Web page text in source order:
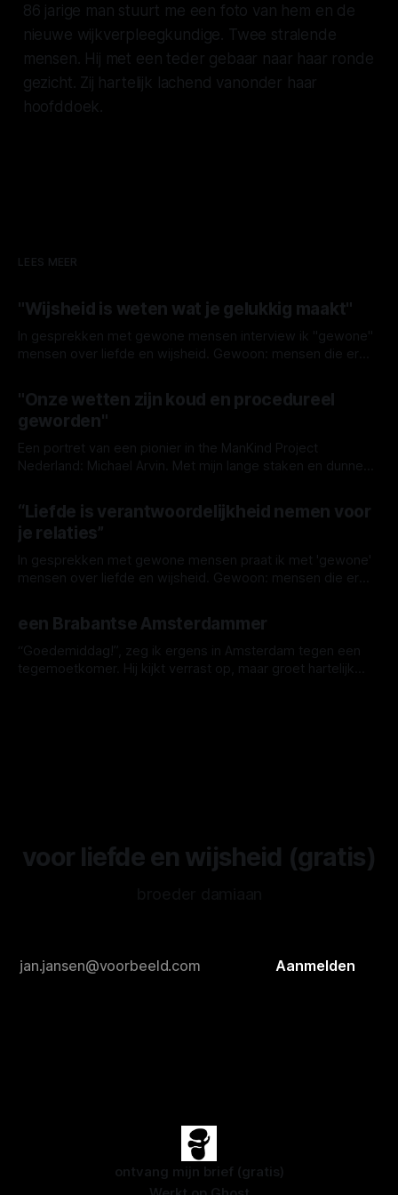
86 jarige man stuurt me een foto van hem en de
nieuwe wijkverpleegkundige. Twee stralende
mensen. Hij met een teder gebaar naar haar ronde
gezicht. Zij hartelijk lachend vanonder haar
hoofddoek.
LEES MEER
"Wijsheid is weten wat je gelukkig maakt"
In gesprekken met gewone mensen interview ik "gewone"
mensen over liefde en wijsheid. Gewoon: mensen die er
genoeg is. Die geen reclame hoeven maken. Dit keer Wim
en Marianne, die ik leerde kennen als voormalig pionier van
pelgrimsroute de Walk
"Onze wetten zijn koud en procedureel
geworden"
Een portret van een pionier in the ManKind Project
Nederland: Michael Arvin. Met mijn lange staken en dunne
iemand een dreun gaf - mijns inziens terecht - brak ik bijna
mijn hand. Mijn 'ijzeren vuist' moest een
“Liefde is verantwoordelijkheid nemen voor
je relaties”
In gesprekken met gewone mensen praat ik met 'gewone'
mensen over liefde en wijsheid. Gewoon: mensen die er
maken. Voor wie rang of stand niet telt en een voornaam
genoeg is. Dit keer Miep (84), de moeder van mijn
schoonzus. Ik
een Brabantse Amsterdammer
“Goedemiddag!”, zeg ik ergens in Amsterdam tegen een
tegemoetkomer. Hij kijkt verrast op, maar groet hartelijk
voor liefde en wijsheid (gratis)
Aanmelden
ontvang mijn brief (gratis)